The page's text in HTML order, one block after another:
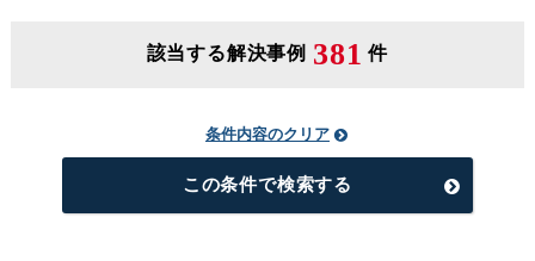
該当する解決事例 381 件
条件内容のクリア
この条件で検索する